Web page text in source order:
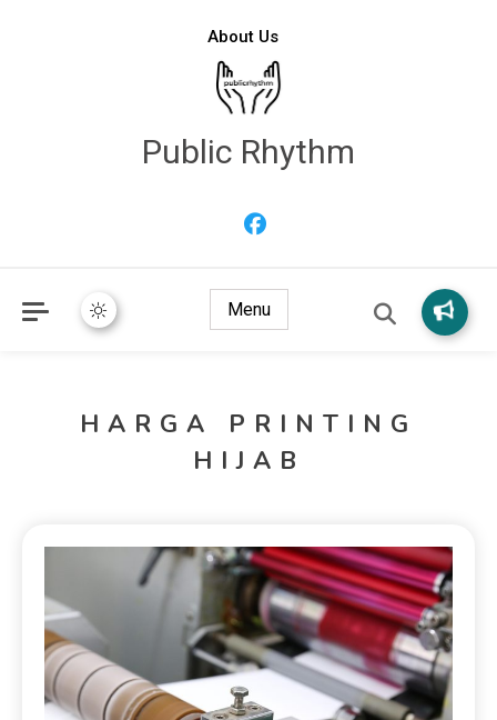
About Us
Public Rhythm
Menu
HARGA PRINTING
HIJAB